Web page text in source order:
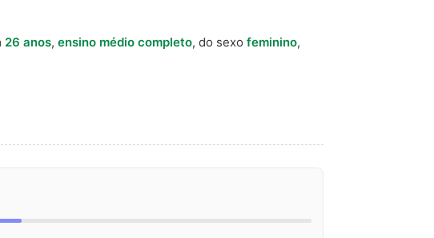
26 anos, ensino médio completo, do sexo feminino,